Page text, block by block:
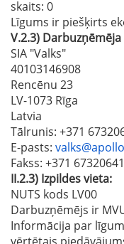
skaits: 0
Līgums ir piešķirts
V.2.3)
SIA "Valks"
40103146908
Rencēnu 23
LV-1073 Rīga
Latvia
Tālrunis: +371
E-pasts:
Fakss: +371 67320641
II.2.3) Izpildes vieta:
NUTS kods LV00
Darbuzņēmējs ir
Informācija par
vērtētais